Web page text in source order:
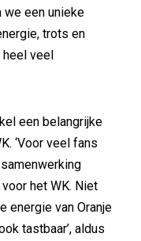
we een unieke
trots en
veel
een belangrijke
‘Voor veel fans
het WK. Niet
energie van Oranje
tastbaar’, aldus